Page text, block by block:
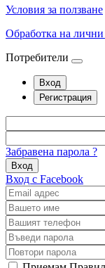
Условия за ползване
Обработка на
Потребители
Вход
Регистрация
Забравена парола ?
Вход
Вход с Facebook